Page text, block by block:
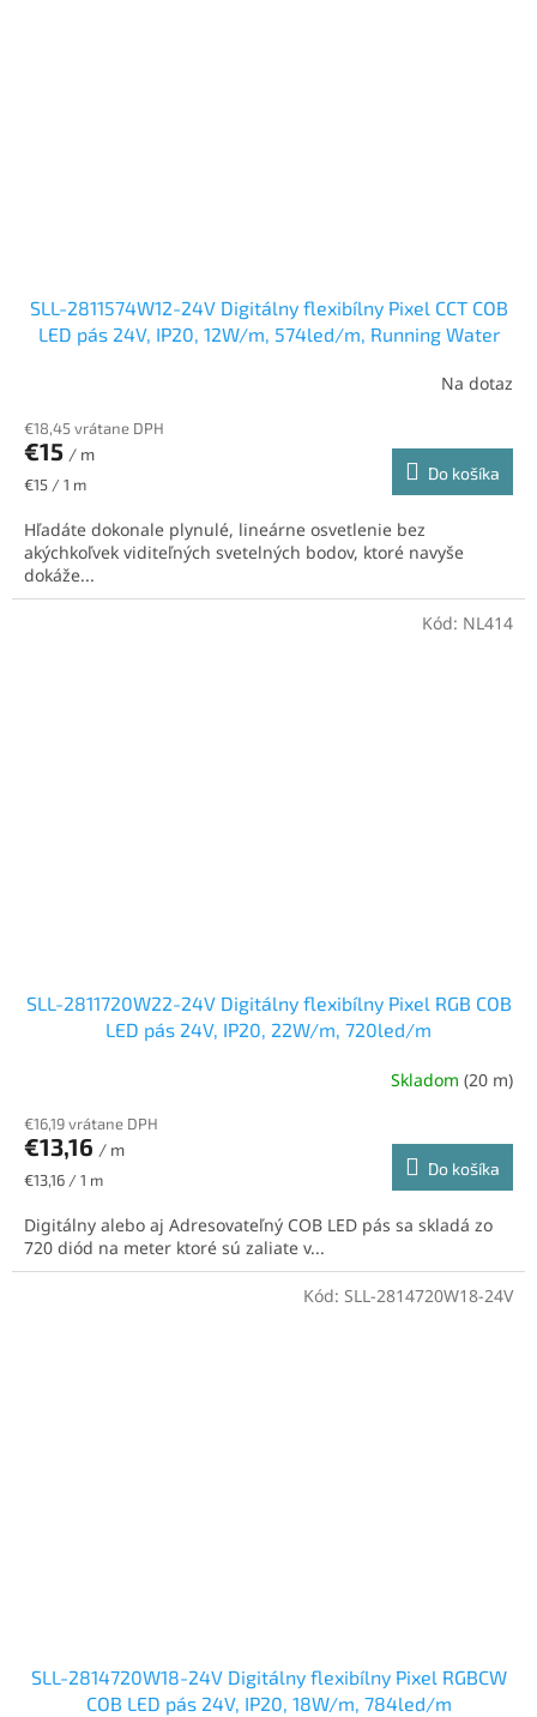
SLL-2811574W12-24V Digitálny flexibílny Pixel CCT COB
LED pás 24V, IP20, 12W/m, 574led/m, Running Water
Na dotaz
€18,45 vrátane DPH
€15 / m
Jednotková
€15 / 1 m
Do košíka
Hľadáte dokonale plynulé, lineárne osvetlenie bez
akýchkoľvek viditeľných svetelných bodov, ktoré navyše
dokáže...
SLL-2811720W22-24V Digitálny flexibílny Pixel RGB COB
LED pás 24V, IP20, 22W/m, 720led/m
Skladom (20 m)
€16,19 vrátane DPH
€13,16 / m
Jednotková
€13,16 / 1 m
Do košíka
Digitálny alebo aj Adresovateľný COB LED pás sa skladá zo
720 diód na meter ktoré sú zaliate v...
Kód: NL414
SLL-2814720W18-24V Digitálny flexibílny Pixel RGBCW
COB LED pás 24V, IP20, 18W/m, 784led/m
Kód: SLL-2814720W18-24V